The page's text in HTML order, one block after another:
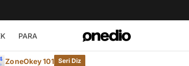
PARA
ZoneOkey 101 Seri Diz